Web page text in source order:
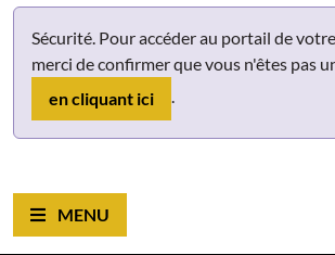
Sécurité. Pour accéder au portail de
merci de confirmer que vous n'êtes pas
en cliquant ici
.
Ouvrir le menu